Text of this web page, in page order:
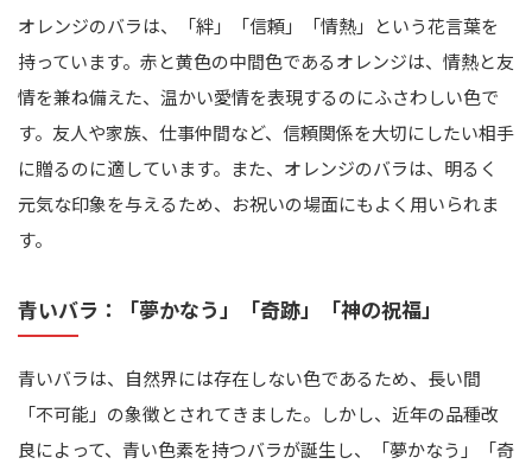
オレンジのバラは、「絆」「信頼」「情熱」という花言葉を
持っています。赤と黄色の中間色であるオレンジは、情熱と友
情を兼ね備えた、温かい愛情を表現するのにふさわしい色で
す。友人や家族、仕事仲間など、信頼関係を大切にしたい相手
に贈るのに適しています。また、オレンジのバラは、明るく
元気な印象を与えるため、お祝いの場面にもよく用いられま
す。
青いバラ：「夢かなう」「奇跡」「神の祝福」
青いバラは、自然界には存在しない色であるため、長い間
「不可能」の象徴とされてきました。しかし、近年の品種改
良によって、青い色素を持つバラが誕生し、「夢かなう」「奇